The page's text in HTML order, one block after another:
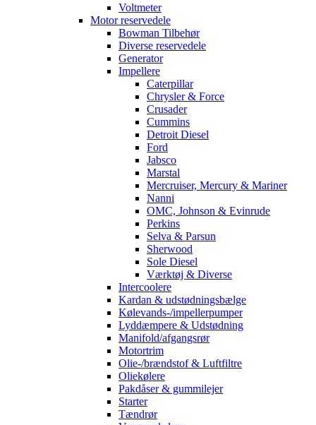
Voltmeter
Motor reservedele
Bowman Tilbehør
Diverse reservedele
Generator
Impellere
Caterpillar
Chrysler & Force
Crusader
Cummins
Detroit Diesel
Ford
Jabsco
Marstal
Mercruiser, Mercury & Mariner
Nanni
OMC, Johnson & Evinrude
Perkins
Selva & Parsun
Sherwood
Sole Diesel
Værktøj & Diverse
Intercoolere
Kardan & udstødningsbælge
Kølevands-/impellerpumper
Lyddæmpere & Udstødning
Manifold/afgangsrør
Motortrim
Olie-/brændstof & Luftfiltre
Oliekølere
Pakdåser & gummilejer
Starter
Tændrør